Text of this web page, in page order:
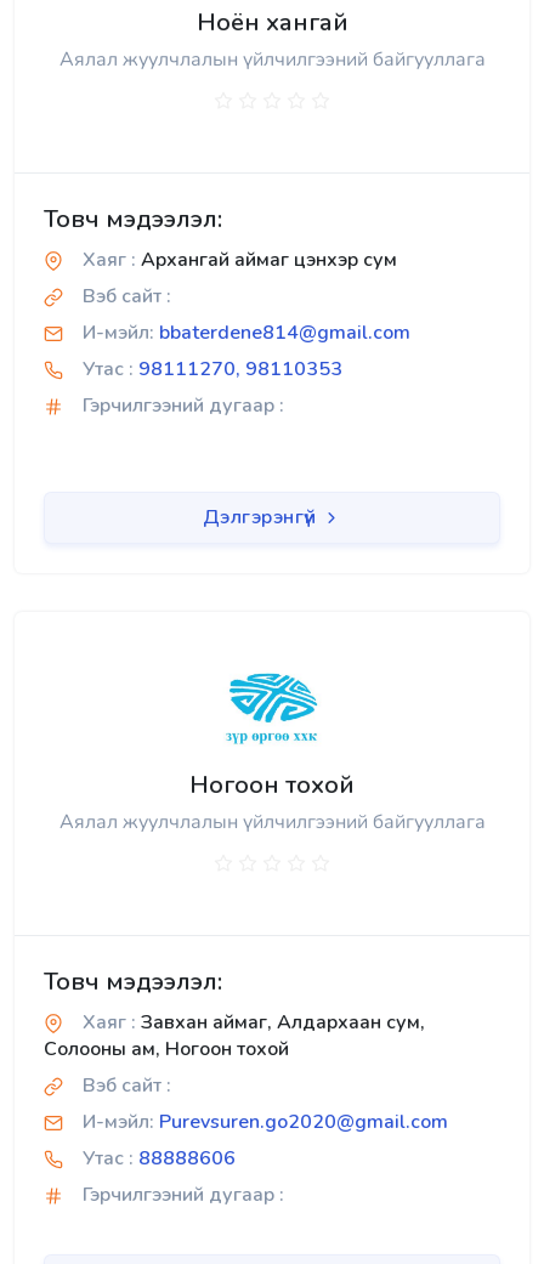
Ноён хангай
Аялал жуулчлалын үйлчилгээний байгууллага
Товч мэдээлэл:
Хаяг : Архангай аймаг цэнхэр сум
Вэб сайт :
И-мэйл: bbaterdene814@gmail.com
Утас : 98111270, 98110353
Гэрчилгээний дугаар :
Дэлгэрэнгүй
Ногоон тохой
Аялал жуулчлалын үйлчилгээний байгууллага
Товч мэдээлэл:
Хаяг : Завхан аймаг, Алдархаан сум,
Солооны ам, Ногоон тохой
Вэб сайт :
И-мэйл: Purevsuren.go2020@gmail.com
Утас : 88888606
Гэрчилгээний дугаар :